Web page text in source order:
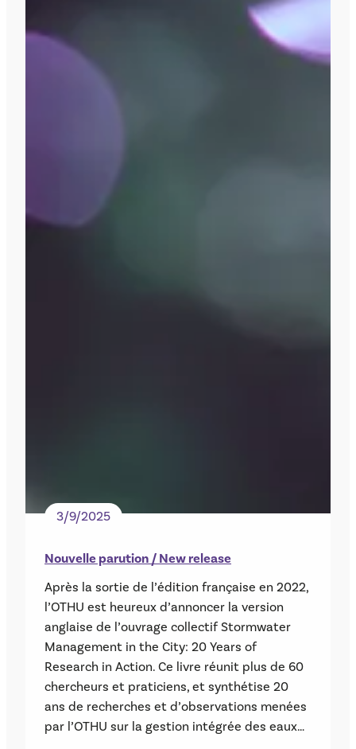
3/9/2025
Nouvelle parution / New release
Après la sortie de l’édition française en 2022,
l’OTHU est heureux d’annoncer la version
anglaise de l’ouvrage collectif Stormwater
Management in the City: 20 Years of
Research in Action. Ce livre réunit plus de 60
chercheurs et praticiens, et synthétise 20
ans de recherches et d’observations menées
par l’OTHU sur la gestion intégrée des eaux…